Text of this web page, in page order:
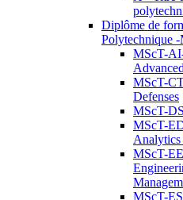
Diplôme de
Polytechnique
MScT-
MScT-
Defenses
MScT-
MScT-
Analytics
MScT-
MScT-